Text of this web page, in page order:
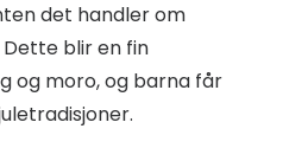
det handler om
blir en fin
og moro, og barna får